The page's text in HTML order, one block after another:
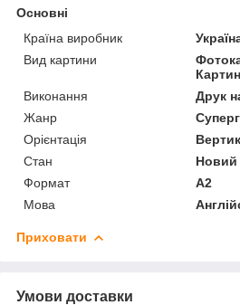
Основні
Країна виробник
Вид картини
Виконання
Друк
Жанр
Орієнтація
Стан
Новий
Формат
A2
Мова
Приховати
Умови доставки